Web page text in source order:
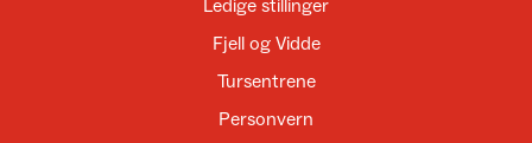
Ledige stillinger
Fjell og Vidde
Tursentrene
Personvern